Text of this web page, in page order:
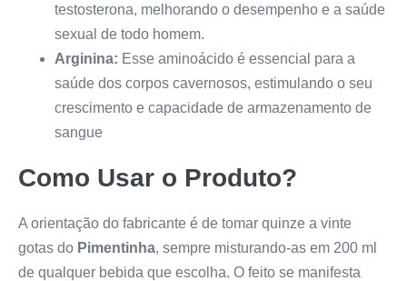
testosterona, melhorando o desempenho e a saúde
sexual de todo homem.
Arginina: Esse aminoácido é essencial para a
saúde dos corpos cavernosos, estimulando o seu
crescimento e capacidade de armazenamento de
sangue
Como Usar o Produto?
A orientação do fabricante é de tomar quinze a vinte
gotas do Pimentinha, sempre misturando-as em 200 ml
de qualquer bebida que escolha. O feito se manifesta